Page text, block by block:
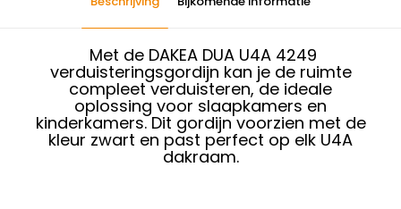
Met de DAKEA DUA U4A 4249
verduisteringsgordijn kan je de ruimte
compleet verduisteren, de ideale
oplossing voor slaapkamers en
kinderkamers. Dit gordijn voorzien met de
kleur zwart en past perfect op elk U4A
dakraam.